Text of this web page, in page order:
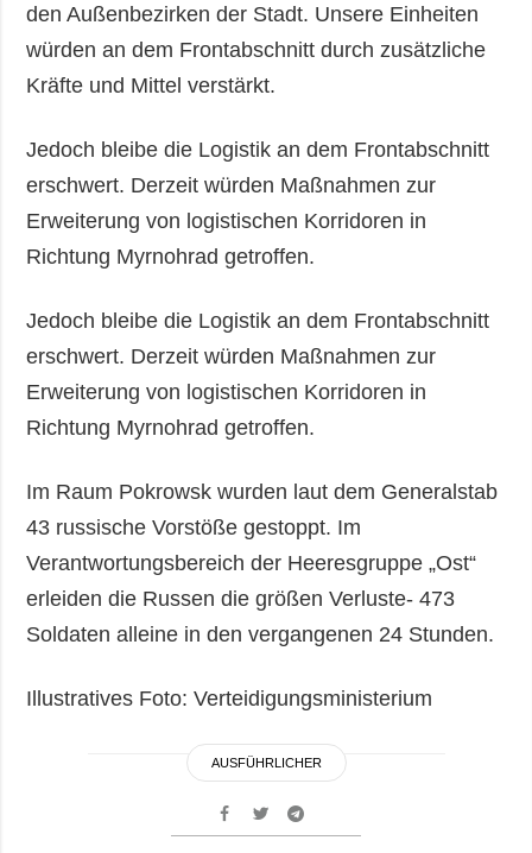
den Außenbezirken der Stadt. Unsere Einheiten
würden an dem Frontabschnitt durch zusätzliche
Kräfte und Mittel verstärkt.
Jedoch bleibe die Logistik an dem Frontabschnitt
erschwert. Derzeit würden Maßnahmen zur
Erweiterung von logistischen Korridoren in
Richtung Myrnohrad getroffen.
Jedoch bleibe die Logistik an dem Frontabschnitt
erschwert. Derzeit würden Maßnahmen zur
Erweiterung von logistischen Korridoren in
Richtung Myrnohrad getroffen.
Im Raum Pokrowsk wurden laut dem Generalstab
43 russische Vorstöße gestoppt. Im
Verantwortungsbereich der Heeresgruppe „Ost“
erleiden die Russen die größen Verluste- 473
Soldaten alleine in den vergangenen 24 Stunden.
Illustratives Foto: Verteidigungsministerium
AUSFÜHRLICHER